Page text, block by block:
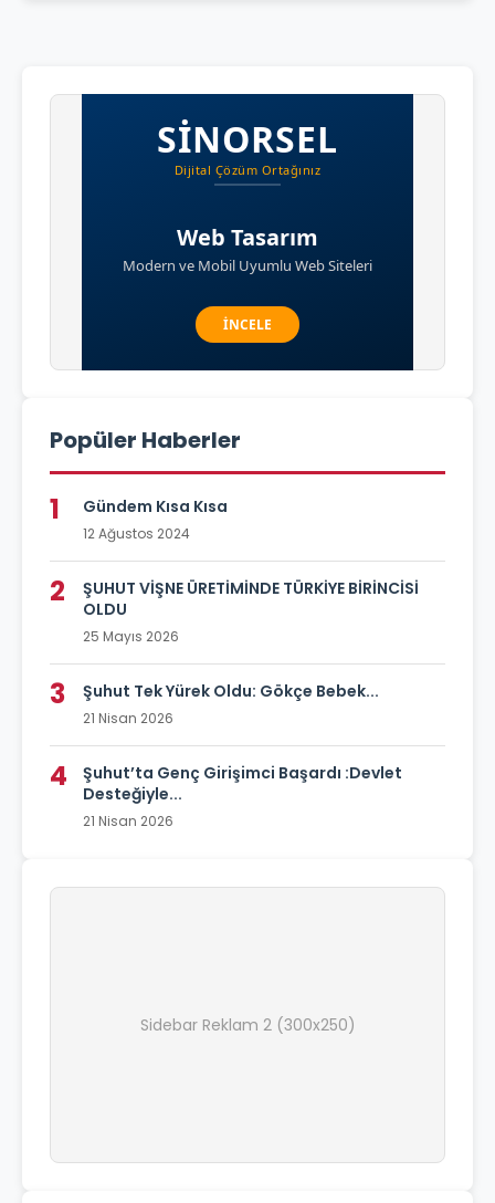
Popüler Haberler
1 Gündem Kısa Kısa
12 Ağustos 2024
2
ŞUHUT VİŞNE ÜRETİMİNDE TÜRKİYE BİRİNCİSİ
OLDU
25 Mayıs 2026
3 Şuhut Tek Yürek Oldu: Gökçe Bebek...
21 Nisan 2026
4
Şuhut’ta Genç Girişimci Başardı :Devlet
Desteğiyle...
21 Nisan 2026
Sidebar Reklam 2 (300x250)